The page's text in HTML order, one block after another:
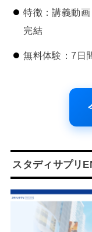
特徴：講義動
完結
無料体験：7日
スタディサプリ